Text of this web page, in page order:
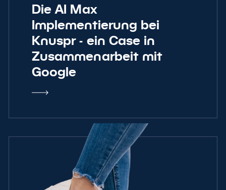
Die AI Max
Implementierung bei
Knuspr - ein Case in
Zusammenarbeit mit
Google